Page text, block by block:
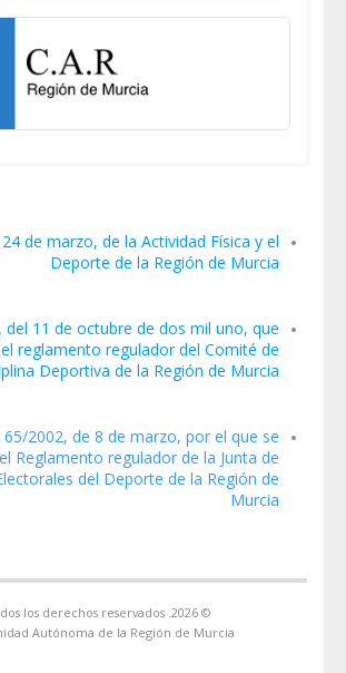
de marzo, de la Actividad Física y el
Deporte de la Región de Murcia
del 11 de octubre de dos mil uno, que
reglamento regulador del Comité de
Deportiva de la Región de Murcia
2002, de 8 de marzo, por el que se
Reglamento regulador de la Junta de
del Deporte de la Región de
Murcia
© 2026. Todos los derechos reservados.
Autónoma de la Región de Murcia